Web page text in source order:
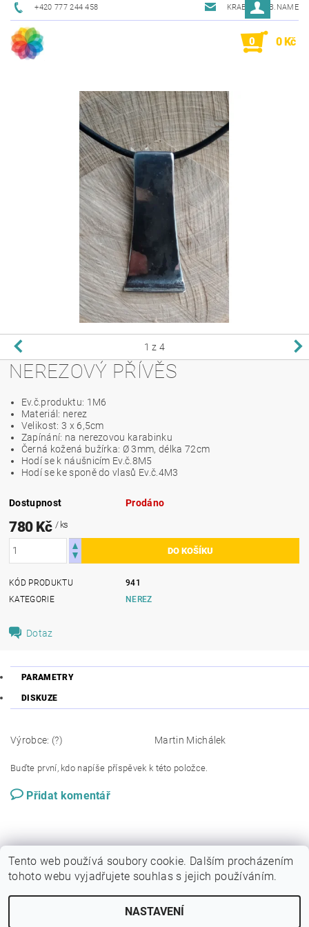
+420 777 244 458 KRAB@KRAB.NAME
0 0 Kč
1 z 4
NEREZOVÝ PŘÍVĚS
Ev.č.produktu: 1M6
Materiál: nerez
Velikost: 3 x 6,5cm
Zapínání: na nerezovou karabinku
Černá kožená bužírka: Ø 3mm, délka 72cm
Hodí se k náušnicím Ev.č.8M5
Hodí se ke sponě do vlasů Ev.č.4M3
Dostupnost Prodáno
780 Kč / ks
KÓD PRODUKTU
941
KATEGORIE
NEREZ
Dotaz
PARAMETRY
DISKUZE
Výrobce: (?) Martin Michálek
Buďte první, kdo napíše příspěvek k této položce.
Přidat komentář
Tento web používá soubory cookie. Dalším procházením
tohoto webu vyjadřujete souhlas s jejich používáním.
NASTAVENÍ